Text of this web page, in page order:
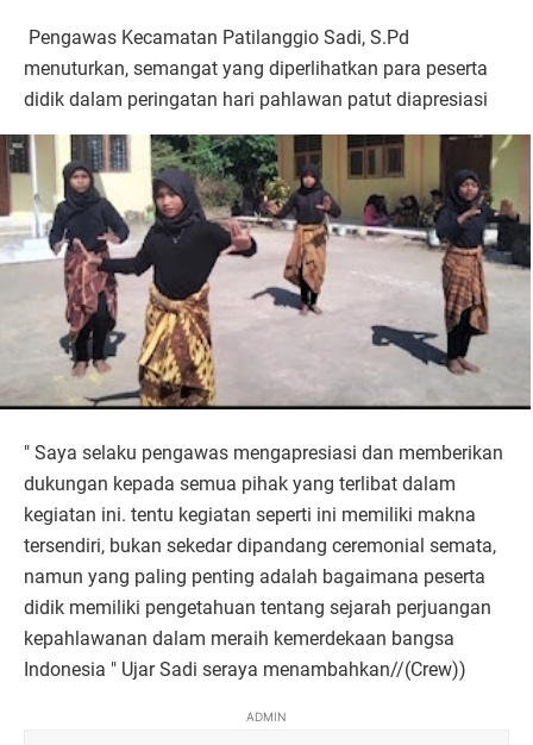
Pengawas Kecamatan Patilanggio Sadi, S.Pd
menuturkan, semangat yang diperlihatkan para peserta
didik dalam peringatan hari pahlawan patut diapresiasi
" Saya selaku pengawas mengapresiasi dan memberikan
dukungan kepada semua pihak yang terlibat dalam
kegiatan ini. tentu kegiatan seperti ini memiliki makna
tersendiri, bukan sekedar dipandang ceremonial semata,
namun yang paling penting adalah bagaimana peserta
didik memiliki pengetahuan tentang sejarah perjuangan
kepahlawanan dalam meraih kemerdekaan bangsa
Indonesia " Ujar Sadi seraya menambahkan//(Crew))
ADMIN